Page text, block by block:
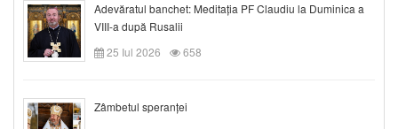
Adevăratul banchet: Meditația PF Claudiu la Duminica a
VIII-a după Rusalii
25 Iul 2026
658
Zâmbetul speranței